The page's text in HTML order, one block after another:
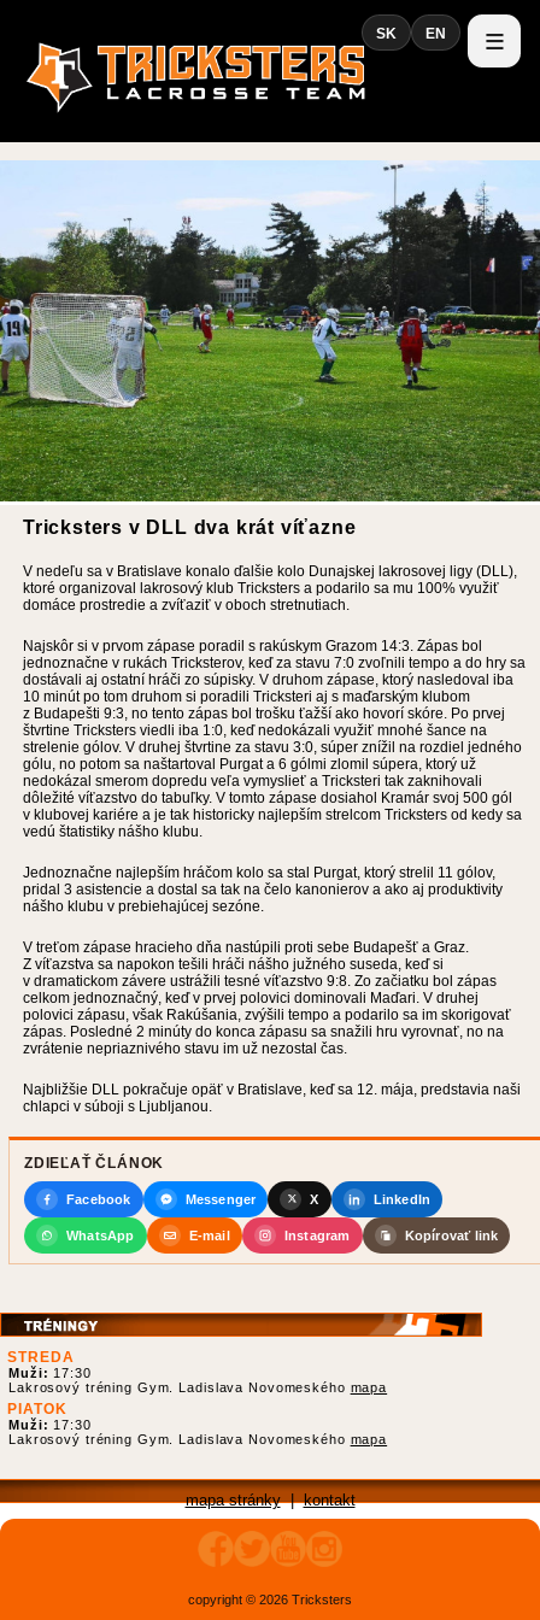
Tricksters v DLL dva krát víťazne
V nedeľu sa v Bratislave konalo ďalšie kolo Dunajskej lakrosovej ligy (DLL),
ktoré organizoval lakrosový klub Tricksters a podarilo sa mu 100% využiť
domáce prostredie a zvíťaziť v oboch stretnutiach.
Najskôr si v prvom zápase poradil s rakúskym Grazom 14:3. Zápas bol
jednoznačne v rukách Tricksterov, keď za stavu 7:0 zvoľnili tempo a do hry sa
dostávali aj ostatní hráči zo súpisky. V druhom zápase, ktorý nasledoval iba
10 minút po tom druhom si poradili Tricksteri aj s maďarským klubom
z Budapešti 9:3, no tento zápas bol trošku ťažší ako hovorí skóre. Po prvej
štvrtine Tricksters viedli iba 1:0, keď nedokázali využiť mnohé šance na
strelenie gólov. V druhej štvrtine za stavu 3:0, súper znížil na rozdiel jedného
gólu, no potom sa naštartoval Purgat a 6 gólmi zlomil súpera, ktorý už
nedokázal smerom dopredu veľa vymyslieť a Tricksteri tak zaknihovali
dôležité víťazstvo do tabuľky. V tomto zápase dosiahol Kramár svoj 500 gól
v klubovej kariére a je tak historicky najlepším strelcom Tricksters od kedy sa
vedú štatistiky nášho klubu.
Jednoznačne najlepším hráčom kolo sa stal Purgat, ktorý strelil 11 gólov,
pridal 3 asistencie a dostal sa tak na čelo kanonierov a ako aj produktivity
nášho klubu v prebiehajúcej sezóne.
V treťom zápase hracieho dňa nastúpili proti sebe Budapešť a Graz.
Z víťazstva sa napokon tešili hráči nášho južného suseda, keď si
v dramatickom závere ustrážili tesné víťazstvo 9:8. Zo začiatku bol zápas
celkom jednoznačný, keď v prvej polovici dominovali Maďari. V druhej
polovici zápasu, však Rakúšania, zvýšili tempo a podarilo sa im skorigovať
zápas. Posledné 2 minúty do konca zápasu sa snažili hru vyrovnať, no na
zvrátenie nepriaznivého stavu im už nezostal čas.
Najbližšie DLL pokračuje opäť v Bratislave, keď sa 12. mája, predstavia naši
chlapci v súboji s Ljubljanou.
ZDIEĽAŤ ČLÁNOK
Facebook Messenger X LinkedIn
WhatsApp E-mail Instagram Kopírovať link
STREDA
Muži: 17:30
Lakrosový tréning Gym. Ladislava Novomeského mapa
PIATOK
Muži: 17:30
Lakrosový tréning Gym. Ladislava Novomeského mapa
SK EN
mapa stránky|kontakt
copyright © 2026 Tricksters